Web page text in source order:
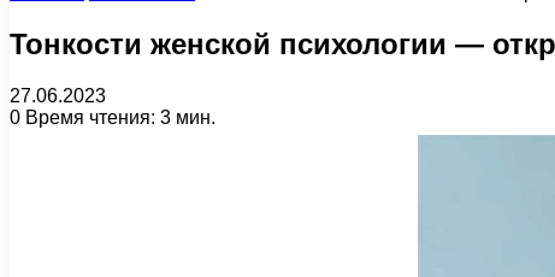
Тонкости женской психологии —
27.06.2023
0 Время чтения: 3 мин.